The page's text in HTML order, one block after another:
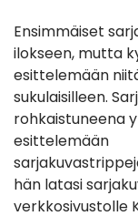
Ensimmäiset
ilokseen, mutta
esittelemään
sukulaisilleen.
rohkaistuneena
esittelemään
hän latasi
verkkosivustolle